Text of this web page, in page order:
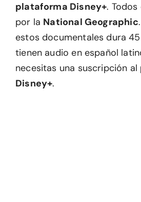
plataforma Disney+.
por la National Geographic
estos documentales dura
tienen audio en español
necesitas una suscripción al
Disney+.